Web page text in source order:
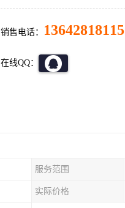
销售电话： 13642818115
在线QQ：
服务范围
实际价格